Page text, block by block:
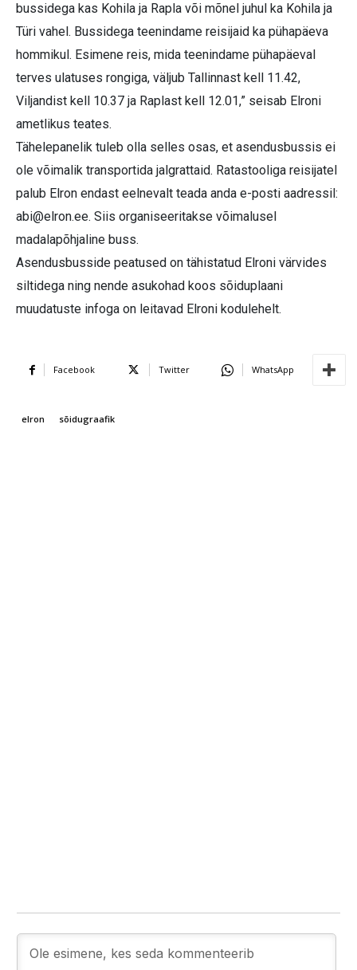
bussidega kas Kohila ja Rapla või mõnel juhul ka Kohila ja
Türi vahel. Bussidega teenindame reisijaid ka pühapäeva
hommikul. Esimene reis, mida teenindame pühapäeval
terves ulatuses rongiga, väljub Tallinnast kell 11.42,
Viljandist kell 10.37 ja Raplast kell 12.01,” seisab Elroni
ametlikus teates.
Tähelepanelik tuleb olla selles osas, et asendusbussis ei
ole võimalik transportida jalgrattaid. Ratastooliga reisijatel
palub Elron endast eelnevalt teada anda e-posti aadressil:
abi@elron.ee. Siis organiseeritakse võimalusel
madalapõhjaline buss.
Asendusbusside peatused on tähistatud Elroni värvides
siltidega ning nende asukohad koos sõiduplaani
muudatuste infoga on leitavad Elroni kodulehelt.
Facebook Twitter WhatsApp
elron sõidugraafik